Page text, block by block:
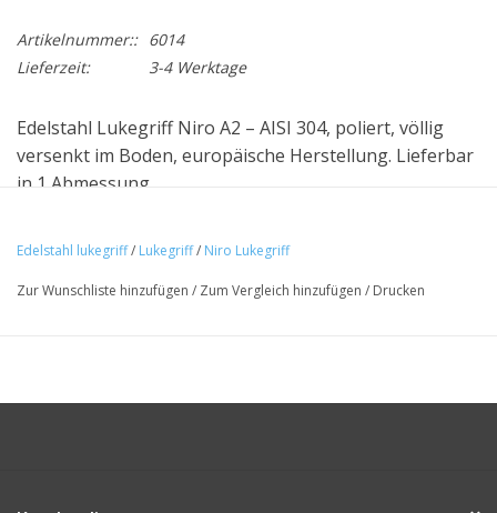
Artikelnummer:: 6014
Lieferzeit:
3-4 Werktage
Edelstahl Lukegriff Niro A2 – AISI 304, poliert, völlig
versenkt im Boden, europäische Herstellung. Lieferbar
in 1 Abmessung.
Edelstahl lukegriff/ Lukegriff/ Niro Lukegriff
Zur Wunschliste hinzufügen / Zum Vergleich hinzufügen / Drucken